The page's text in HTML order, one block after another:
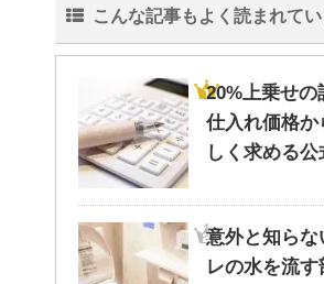
こんな記事もよく読まれて
20%上乗せの
仕入れ価格か
しく求める公
意外と知ら
レの水を流